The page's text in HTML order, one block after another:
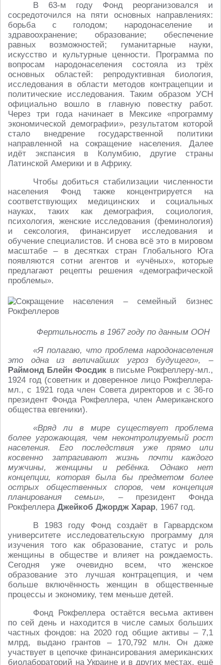
В 63-м году Фонд реорганизовался и
сосредоточился на пяти основных направлениях:
борьба с голодом; народонаселение и
здравоохранение; образование; обеспечение
равных возможностей; гуманитарные науки,
искусство и культурные ценности. Программа по
вопросам народонаселения состояла из трёх
основных областей: репродуктивная биология,
исследования в области методов контрацепции и
политические исследования. Таким образом УСН
официально вошло в главную повестку работ.
Через три года начинает в Мексике «программу
экономической демографии», результатом которой
стало внедрение государственной политики
направленной на сокращение населения. Далее
идёт экспансия в Колумбию, другие страны
Латинской Америки и в Африку.
Чтобы добиться стабилизации численности
населения Фонд также концентрируется на
соответствующих медицинских и социальных
науках, таких как демография, социология,
психология, женские исследования (феминология)
и сексология, финансирует исследования и
обучение специалистов. И снова всё это в мировом
масштабе – в десятках стран Глобального Юга
появляются сотни агентов и «учёных», которые
предлагают рецепты решения «демографической
проблемы».
Фертильность в 1967 году по данным ООН
«Я полагаю, что проблема народонаселения
это одна из величайших угроз будущего», –
Раймонд Блейн Фосдик в письме Рокфеллеру-мл.,
1924 год (советник и доверенное лицо Рокфеллера-
мл., с 1921 года член Совета директоров и с 36-го
президент Фонда Рокфеллера, член Американского
общества евгеники).
«Вряд ли в мире существует проблема
более угрожающая, чем неконтролируемый рост
населения. Его последствия уже прямо или
косвенно затрагивают жизнь почти каждого
мужчины, женщины и ребёнка. Однако нет
концепции, которая была бы предметом более
острых общественных споров, чем концепция
планирования семьи»,
– президент Фонда
Рокфеллера Джейкоб Джордж Харар, 1967 год.
В 1983 году Фонд создаёт в Гарвардском
университете исследовательскую программу для
изучения того как образование, статус и роль
женщины в обществе и влияет на рождаемость.
Сегодня уже очевидно всем, что женское
образование это лучшая контрацепция, и чем
больше включённость женщин в общественные
процессы и экономику, тем меньше детей.
Фонд Рокфеллера остаётся весьма активен
по сей день и находится в числе самых больших
частных фондов: на 2020 год общие активы – 7,1
млрд, выдано грантов – 170,792 млн. Он даже
участвует в цепочке финансирования американских
биолабораторий на Украине и в других местах, ещё